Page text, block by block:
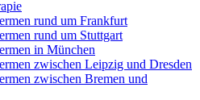
rund um Frankfurt
rund um Stuttgart
in München
zwischen Leipzig und Dresden
zwischen Bremen und